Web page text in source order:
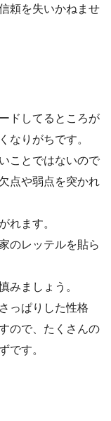
頼を失いかねませ
ドしてるところが
なりがちです。
ことではないので
点や弱点を突かれ
れます。
のレッテルを貼ら
みましょう。
っぱりした性格
ので、たくさんの
です。